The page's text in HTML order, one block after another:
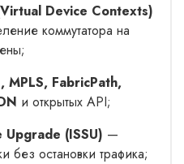
Device Contexts)
коммутатора на
MPLS, FabricPath,
и открытых API;
(ISSU) —
без остановки трафика;